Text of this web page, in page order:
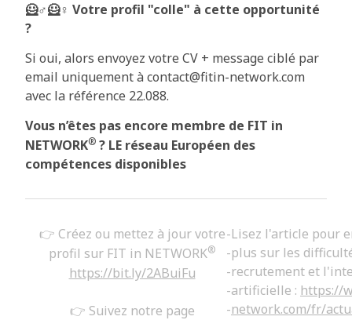
🦸♂️🦸♀️ Votre profil "colle" à cette opportunité
?
Si oui, alors envoyez votre CV + message ciblé par
email uniquement à contact@fitin-network.com
avec la référence 22.088.
Vous n’êtes pas encore membre de FIT in
NETWORK® ? LE réseau Européen des
compétences disponibles
👉 Créez ou mettez à jour votre
profil sur FIT in NETWORK®
https://bit.ly/2ABuiFu
👉 Suivez notre page
-
-
-
-
-
Lisez l'article pour
plus sur les
recrutement et
artificielle : https://
network.com/fr/